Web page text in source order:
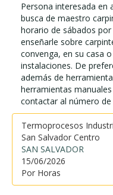
Persona interesada en
busca de maestro
horario de sábados
enseñarle sobre
convenga, en su casa
instalaciones. De
además de
herramientas
contactar al número
Termoprocesos
San Salvador Centro
SAN SALVADOR
15/06/2026
Por Horas